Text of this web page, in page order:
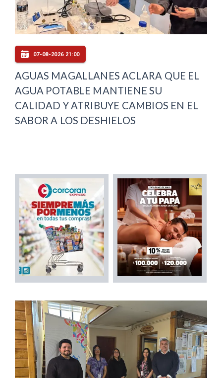
07-08-2026 21:00
AGUAS MAGALLANES ACLARA QUE EL
AGUA POTABLE MANTIENE SU
CALIDAD Y ATRIBUYE CAMBIOS EN EL
SABOR A LOS DESHIELOS